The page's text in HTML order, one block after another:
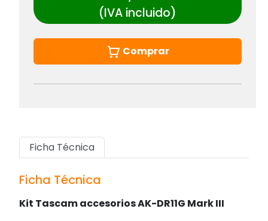
(IVA incluido)
Comprar
Ficha Técnica
Ficha Técnica
Kit Tascam accesorios AK-DR11G Mark III